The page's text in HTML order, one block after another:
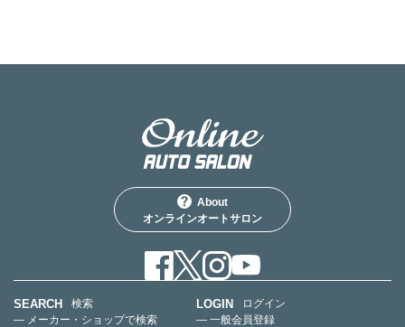
About
オンラインオートサロン
SEARCH
検索
— メーカー・ショップで検索
LOGIN
ログイン
— 一般会員登録